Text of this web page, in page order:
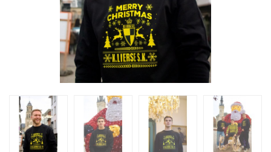
Workout Buddies
R. EV - Remco Evenepoel
Veilingen
Afgelopen veilingen